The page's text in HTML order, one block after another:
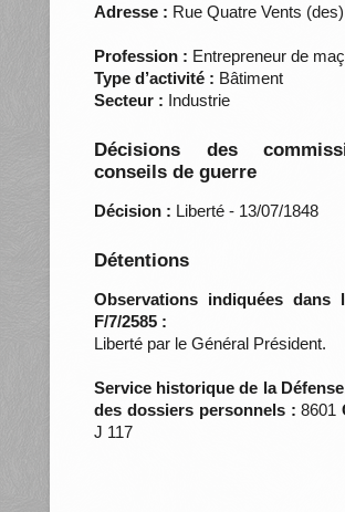
Adresse : Rue Quatre Vents (des)
Profession : Entrepreneur de
Type d’activité : Bâtiment
Secteur : Industrie
Décisions des
conseils de guerre
Décision : Liberté - 13/07/1848
Détentions
Observations indiquées dans
F/7/2585 :
Liberté par le Général Président.
Service historique de la
des dossiers personnels :8601
J 117